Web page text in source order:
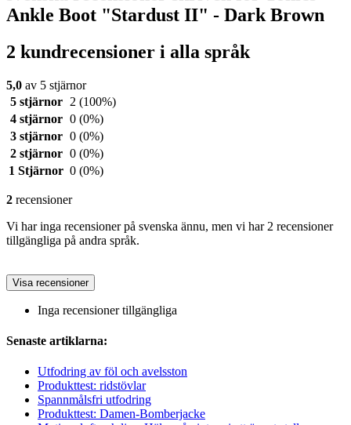
Ankle Boot "Stardust II" - Dark Brown
2 kundrecensioner i alla språk
5,0 av 5 stjärnor
5 stjärnor
2 (100%)
4 stjärnor 0 (0%)
3 stjärnor 0 (0%)
2 stjärnor 0 (0%)
1 Stjärnor 0 (0%)
2 recensioner
Vi har inga recensioner på svenska ännu, men vi har 2 recensioner
tillgängliga på andra språk.
Visa recensioner
Inga recensioner tillgängliga
Senaste artiklarna:
Utfodring av föl och avelsston
Produkttest: ridstövlar
Spannmålsfri utfodring
Produkttest: Damen-Bomberjacke